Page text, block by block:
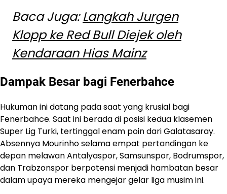
Baca Juga:Langkah Jurgen
Klopp ke Red Bull Diejek oleh
Kendaraan Hias Mainz
Dampak Besar bagi Fenerbahce
Hukuman ini datang pada saat yang krusial bagi
Fenerbahce. Saat ini berada di posisi kedua klasemen
Super Lig Turki, tertinggal enam poin dari Galatasaray.
Absennya Mourinho selama empat pertandingan ke
depan melawan Antalyaspor, Samsunspor, Bodrumspor,
dan Trabzonspor berpotensi menjadi hambatan besar
dalam upaya mereka mengejar gelar liga musim ini.